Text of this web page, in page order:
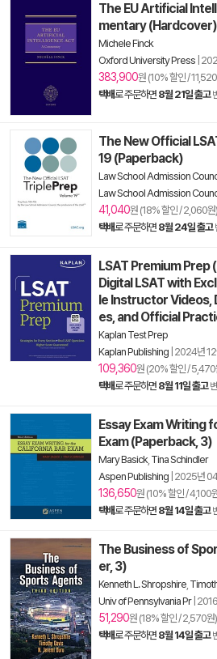
The EU Artificial
mentary (Hardcover)
Michele Finck
Oxford University Press
383,900원 (10% 할인 /
택배로 주문하면 8월 21일 출고
The New Official
19 (Paperback)
Law School Admission
Law School Admission
41,040원 (18% 할인 / 2,060원)
택배로 주문하면 8월 24일 출고
LSAT Premium
Digital LSAT with
le Instructor Videos,
es, and Official
Kaplan Test Prep
Kaplan Publishing 2024년
109,360원 (20% 할인 / 5,470
택배로 주문하면 8월 11일 출고
Essay Exam Writing
Exam (Paperback, 3)
Mary Basick, Tina Schindler
Aspen Publishing 2025년
136,650원 (10% 할인 / 4,100
택배로 주문하면 8월 14일 출고
The Business of
er, 3)
Kenneth L. Shropshire
Univ of Pennsylvania Pr|
51,290원 (18% 할인 / 2,570원)
택배로 주문하면 8월 14일 출고